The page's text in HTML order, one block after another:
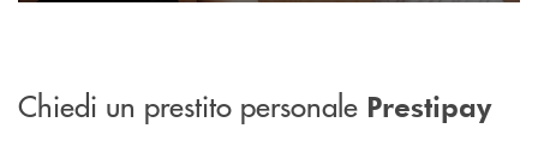
Chiedi un prestito personale Prestipay